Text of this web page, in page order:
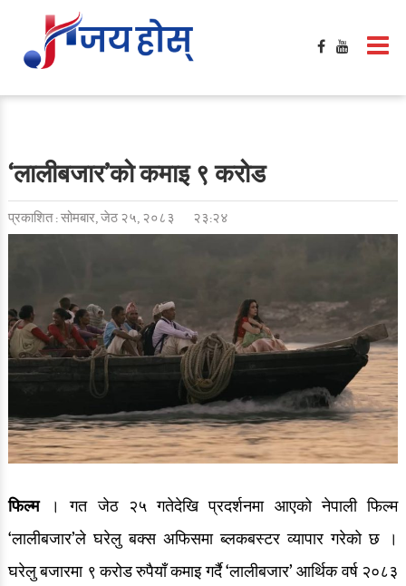
गृहपृष्ठ
मनोरञ्जन
फिल्मी खबर
टिभी / सिरिज / ओटीटी
सङ्गीत खबर
गसिप
समिक्षा
रङ्गमञ्च
ग्यालरी
इभेन्ट ग्यालरी
‘लालीबजार’को कमाइ ९ करोड
प्रकाशित : सोमबार, जेठ २५, २०८३ २३:२४
फिल्म। गत जेठ २५ गतेदेखि प्रदर्शनमा आएको नेपाली फिल्म
‘लालीबजार’ले घरेलु बक्स अफिसमा ब्लकबस्टर व्यापार गरेको छ ।
घरेलु बजारमा ९ करोड रुपैयाँ कमाइ गर्दै ‘लालीबजार’ आर्थिक वर्ष २०८३